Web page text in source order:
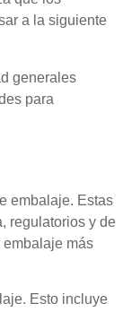
a la siguiente
generales
para
embalaje. Estas
regulatorios y de
más
Esto incluye